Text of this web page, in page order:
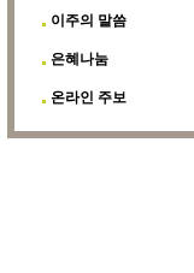
이주의 말씀
은혜나눔
온라인 주보